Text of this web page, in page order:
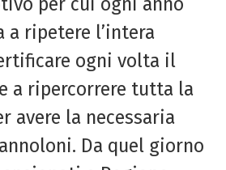
a ripetere l’intera
ogni volta il
a ripercorrere tutta la
avere la necessaria
Da quel giorno